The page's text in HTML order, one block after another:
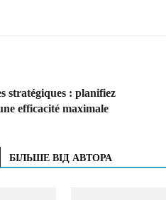
stratégiques : planifiez
efficacité maximale
БІЛЬШЕ ВІД АВТОРА